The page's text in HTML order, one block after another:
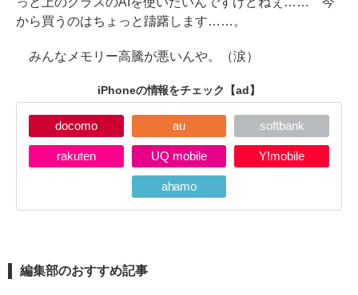
から買うのはちょっと躊躇します……。
みんなメモリー高騰が悪いんや。（涙）
iPhoneの情報をチェック 【ad】
docomo au softbank
rakuten UQ mobile Y!mobile
ahamo
編集部のおすすめ記事